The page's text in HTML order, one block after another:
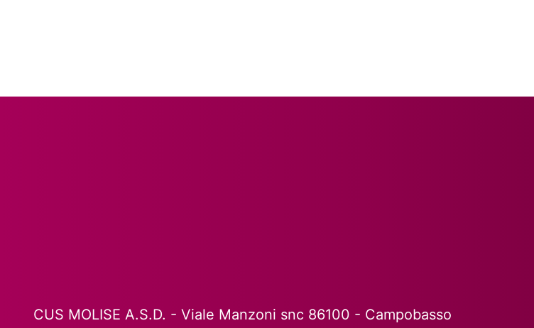
CUS MOLISE A.S.D. - Viale Manzoni snc 86100 - Campobasso